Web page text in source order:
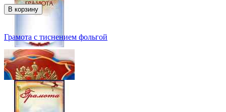
В корзину
Грамота с тиснением фольгой